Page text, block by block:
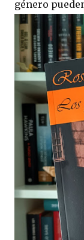
género